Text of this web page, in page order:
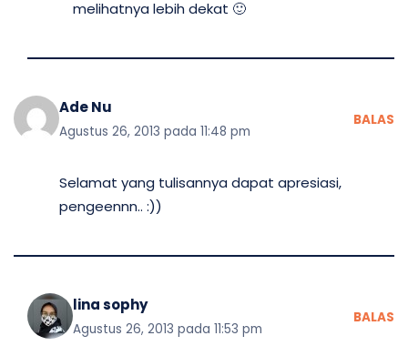
melihatnya lebih dekat 🙂
Ade Nu
Agustus 26, 2013 pada 11:48 pm
BALAS
Selamat yang tulisannya dapat apresiasi,
pengeennn.. :))
lina sophy
Agustus 26, 2013 pada 11:53 pm
BALAS